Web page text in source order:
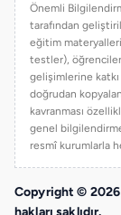
Önemli
tarafından
eğitim
testler),
gelişimlerine katkı
doğrudan
kavranması
genel
resmî kurumlarla
Copyright © 2026
hakları saklıdır.